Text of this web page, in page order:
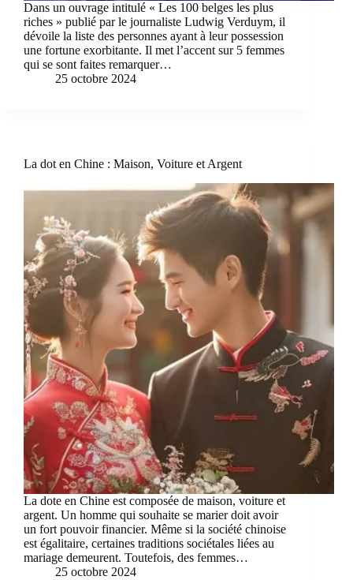
Dans un ouvrage intitulé « Les 100 belges les plus
riches » publié par le journaliste Ludwig Verduym, il
dévoile la liste des personnes ayant à leur possession
une fortune exorbitante. Il met l’accent sur 5 femmes
qui se sont faites remarquer…
25 octobre 2024
La dot en Chine : Maison, Voiture et Argent
La dote en Chine est composée de maison, voiture et
argent. Un homme qui souhaite se marier doit avoir
un fort pouvoir financier. Même si la société chinoise
est égalitaire, certaines traditions sociétales liées au
mariage demeurent. Toutefois, des femmes…
25 octobre 2024